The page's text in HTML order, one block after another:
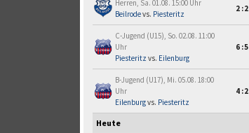
Herren, Sa. 01.08. 15:00 Uhr
Beilrodevs. Piesteritz
2:2
C-Jugend (U15), So. 02.08. 11:00
Uhr
Piesteritz vs. Eilenburg
6:5
B-Jugend (U17), Mi. 05.08. 18:00
Uhr
Eilenburgvs. Piesteritz
4:2
Heute